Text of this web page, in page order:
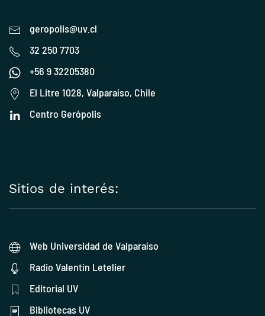
geropolis@uv.cl
32 250 7703
+56 9 32205380
El Litre 1028, Valparaíso, Chile
Centro Gerópolis
Sitios de interés:
Web Universidad de Valparaíso
Radio Valentín Letelier
Editorial UV
Bibliotecas UV